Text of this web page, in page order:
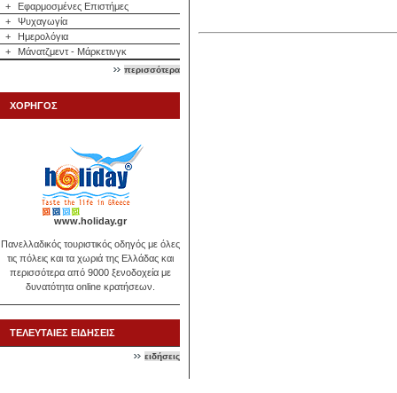
+
Εφαρμοσμένες Επιστήμες
+
Ψυχαγωγία
+
Ημερολόγια
+
Μάνατζμεντ - Μάρκετινγκ
περισσότερα
ΧΟΡΗΓΟΣ
www.holiday.gr
Πανελλαδικός τουριστικός οδηγός με όλες
τις πόλεις και τα χωριά της Ελλάδας και
περισσότερα από 9000 ξενοδοχεία με
δυνατότητα online κρατήσεων.
ΤΕΛΕΥΤΑΙΕΣ ΕΙΔΗΣΕΙΣ
ειδήσεις